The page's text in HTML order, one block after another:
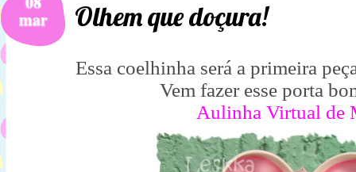
mar Olhem que doçura!
Essa coelhinha será a primeira
Vem fazer esse porta
Aulinha Virtual de